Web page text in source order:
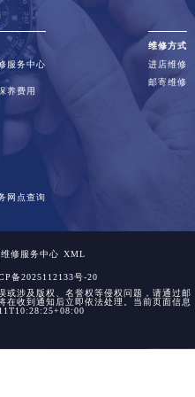
服务中心
养费用
网点查询
维修方式
进店维修
邮寄维修
修服务中心 XML
备2025112133号-20
或涉及版权、名誉权等侵权问题，请通过邮
在收到通知后立即依法处理。当前页面信息